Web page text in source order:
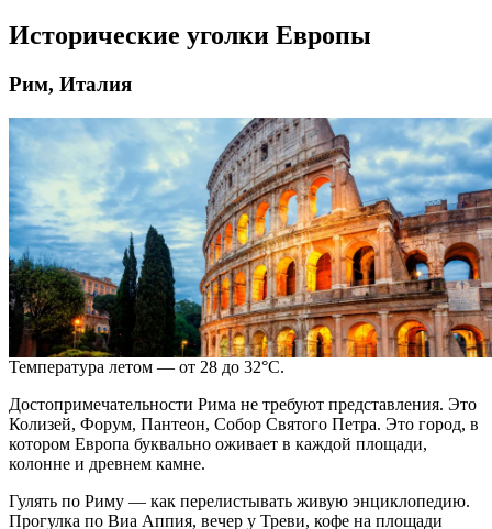
Исторические уголки Европы
Рим, Италия
Температура летом — от 28 до 32°C.
Достопримечательности Рима не требуют представления. Это
Колизей, Форум, Пантеон, Собор Святого Петра. Это город, в
котором Европа буквально оживает в каждой площади,
колонне и древнем камне.
Гулять по Риму — как перелистывать живую энциклопедию.
Прогулка по Виа Аппия, вечер у Треви, кофе на площади